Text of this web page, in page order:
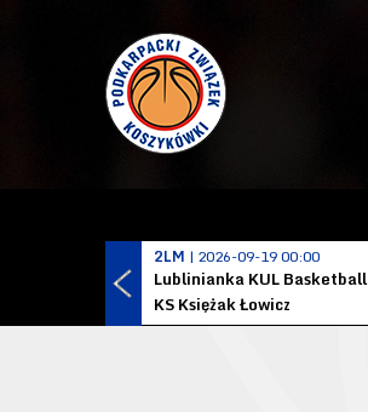
2LM | 2026-09-19 00:00
Lublinianka KUL Basketball
KS Księżak Łowicz